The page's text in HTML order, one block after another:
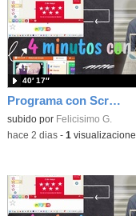
Programa con Scratch, 8 diferentes juegos para vivir la emoción de los partidos de España en el mundial 2026
Contenido educativo.
subido por Felicisimo G.
40′ 17″
-hace 2 dias- 1